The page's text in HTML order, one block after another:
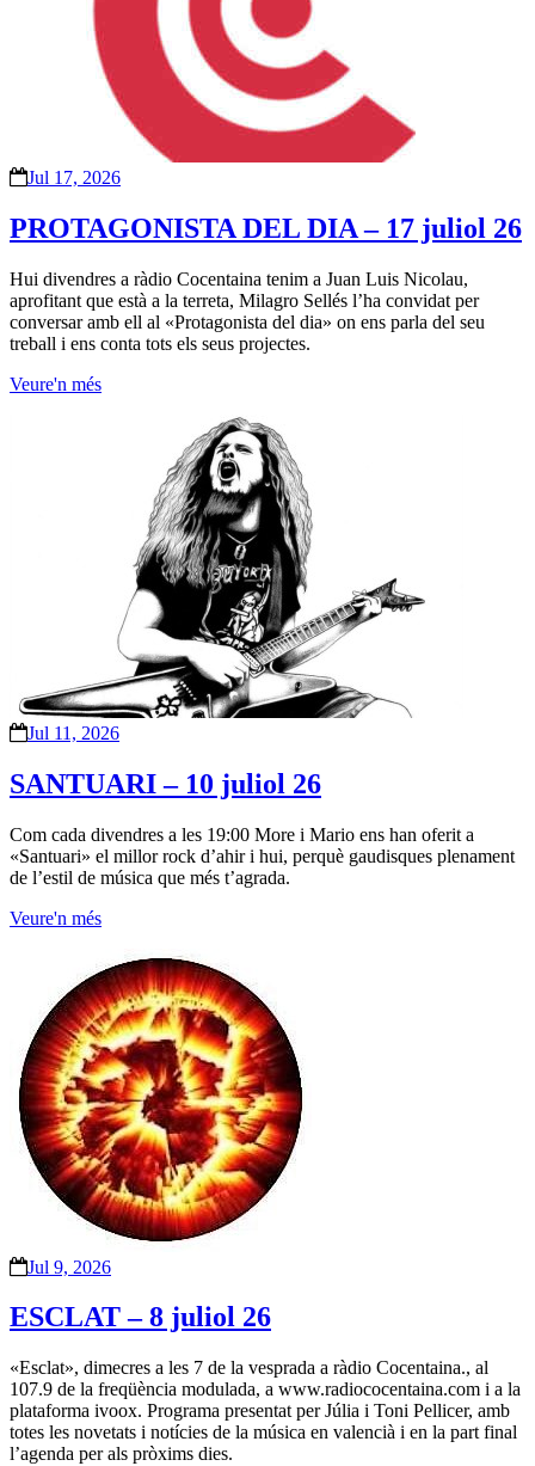
Jul 17, 2026
PROTAGONISTA DEL DIA – 17 juliol 26
Hui divendres a ràdio Cocentaina tenim a Juan Luis Nicolau,
aprofitant que està a la terreta, Milagro Sellés l’ha convidat per
conversar amb ell al «Protagonista del dia» on ens parla del seu
treball i ens conta tots els seus projectes.
Veure'n més
Jul 11, 2026
SANTUARI – 10 juliol 26
Com cada divendres a les 19:00 More i Mario ens han oferit a
«Santuari» el millor rock d’ahir i hui, perquè gaudisques plenament
de l’estil de música que més t’agrada.
Veure'n més
Jul 9, 2026
ESCLAT – 8 juliol 26
«Esclat», dimecres a les 7 de la vesprada a ràdio Cocentaina., al
107.9 de la freqüència modulada, a www.radiococentaina.com i a la
plataforma ivoox. Programa presentat per Júlia i Toni Pellicer, amb
totes les novetats i notícies de la música en valencià i en la part final
l’agenda per als pròxims dies.